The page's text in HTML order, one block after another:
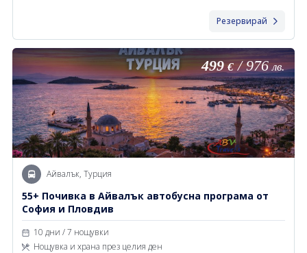
Резервирай
499 €/976 лв.
Айвалък, Турция
55+ Почивка в Айвалък автобусна програма от
София и Пловдив
10 дни / 7 нощувки
Нощувка и храна през целия ден